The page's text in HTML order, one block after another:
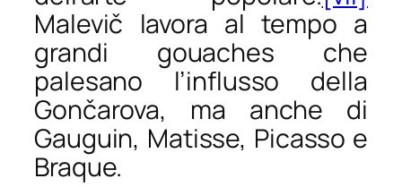
Malevič lavora al tempo a
grandi gouaches che
palesano l’influsso della
Gončarova, ma anche di
Gauguin, Matisse, Picasso e
Braque.